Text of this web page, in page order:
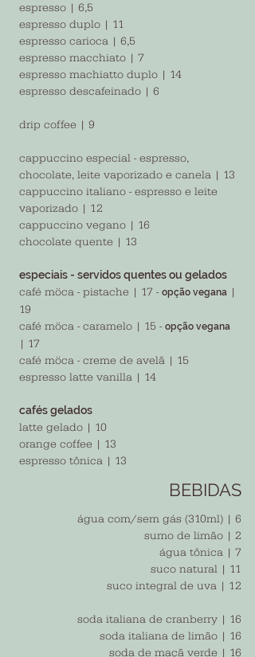
espresso | 6,5
espresso duplo | 11
espresso carioca | 6,5
espresso macchiato | 7
espresso machiatto duplo | 14
espresso descafeinado | 6
drip coffee | 9
cappuccino especial - espresso,
chocolate, leite vaporizado e canela | 13
cappuccino italiano - espresso e leite
vaporizado | 12
cappuccino vegano | 16
chocolate quente | 13
especiais - servidos quentes ou gelados
café möca - pistache | 17 - opção vegana |
19
café möca - caramelo | 15 - opção vegana
| 17
café möca - creme de avelã | 15
espresso latte vanilla | 14
cafés gelados
latte gelado | 10
orange coffee | 13
espresso tônica | 13
BEBIDAS
água com/sem gás (310ml) | 6
sumo de limão | 2
água tônica | 7
suco natural | 11
suco integral de uva | 12
soda italiana de cranberry | 16
soda italiana de limão | 16
soda de maçã verde | 16